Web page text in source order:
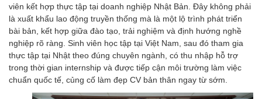
viên kết hợp thực tập tại doanh nghiệp Nhật Bản. Đây không phải
là xuất khẩu lao động truyền thống mà là một lộ trình phát triển
bài bản, kết hợp giữa đào tạo, trải nghiệm và định hướng nghề
nghiệp rõ ràng. Sinh viên học tập tại Việt Nam, sau đó tham gia
thực tập tại Nhật theo đúng chuyên ngành, có thu nhập hỗ trợ
trong thời gian internship và được tiếp cận môi trường làm việc
chuẩn quốc tế, củng cố làm đẹp CV bản thân ngay từ sớm.